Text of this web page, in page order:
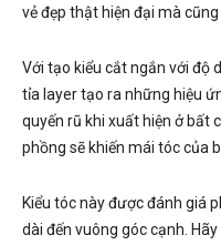
vẻ đẹp thật hiện đại mà
Với tạo kiểu cắt ngắn với độ
tỉa layer tạo ra những hiệu
quyến rũ khi xuất hiện ở bất
phồng sẽ khiến mái tóc của
Kiểu tóc này được đánh giá
dài đến vuông góc cạnh.